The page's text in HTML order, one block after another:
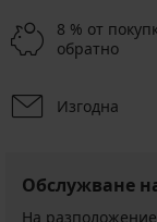
8 % от
обратно
Изгодна
Обслужване
На